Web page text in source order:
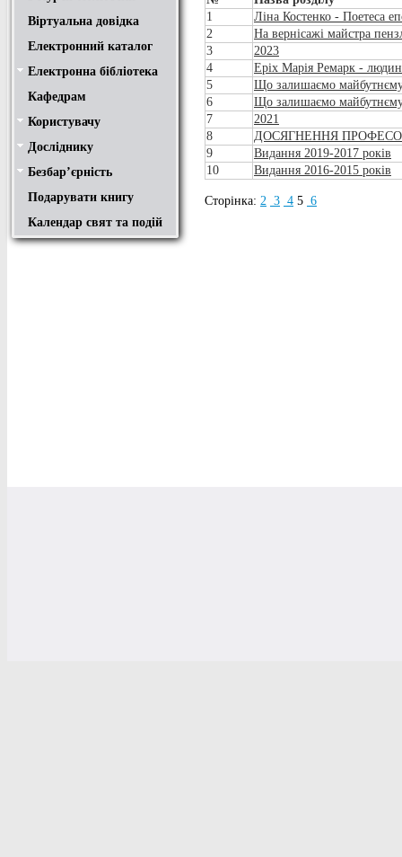
Віртуальна довідка
Електронний каталог
Електронна бібліотека
Положення
Доступ
Авторам
Пошук у ЕК. Інструкція
Кафедрам
Користувачу
Правила користування
Про обхідний лист
Медіатека "NMCBOOK"
Підручники онлайн
Путівник бібліотеками
Переходь на українську
Вивчаємо іноземну мову
Опис документів
Конференції НТУ
Досліднику
Законодавча база
Academic integrity
Плагіат
Локальний доступ
Ресурси вільного доступу
Наукова періодика
Бібліографічні менеджери
Безбар’єрність
Безбар’єрність це…
Путівник веб-ресурсами
Подарувати книгу
Календар свят та подій
1
Ліна Костенко - Поетеса
2
На вернісажі майстра
3
2023
4
Еріх Марія Ремарк -
5
Що залишаємо
6
Що залишаємо
7
2021
8
ДОСЯГНЕННЯ
9
Видання 2019-2017 років
10
Видання 2016-2015 років
Сторінка: 2 3 4 5 6